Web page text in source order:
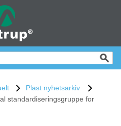
Plast nyhetsarkiv
standardiseringsgruppe for